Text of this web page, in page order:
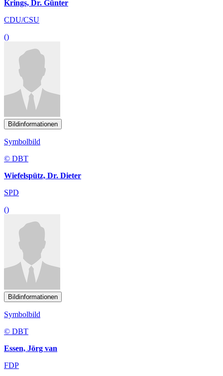
Krings, Dr. Günter
CDU/CSU
()
Bildinformationen
Symbolbild
© DBT
Wiefelspütz, Dr. Dieter
SPD
()
Bildinformationen
Symbolbild
© DBT
Essen, Jörg van
FDP